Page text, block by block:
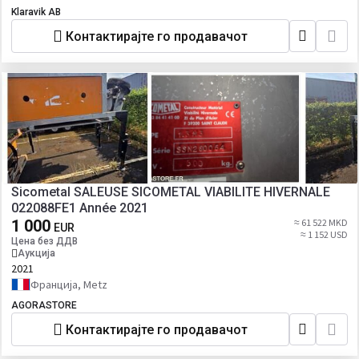
Klaravik AB
Контактирајте го продавачот
Sicometal SALEUSE SICOMETAL VIABILITE HIVERNALE
022088FE1 Année 2021
1 000 EUR
Цена без ДДВ
Аукција
≈ 61 522 MKD
≈ 1 152 USD
2021
Франција, Metz
AGORASTORE
Контактирајте го продавачот